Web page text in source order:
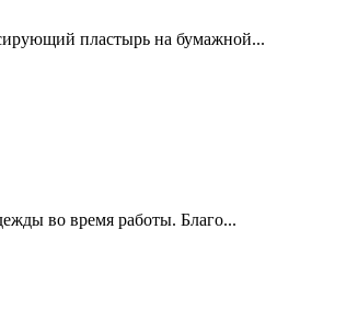
пластырь на бумажной...
во время работы. Благо...